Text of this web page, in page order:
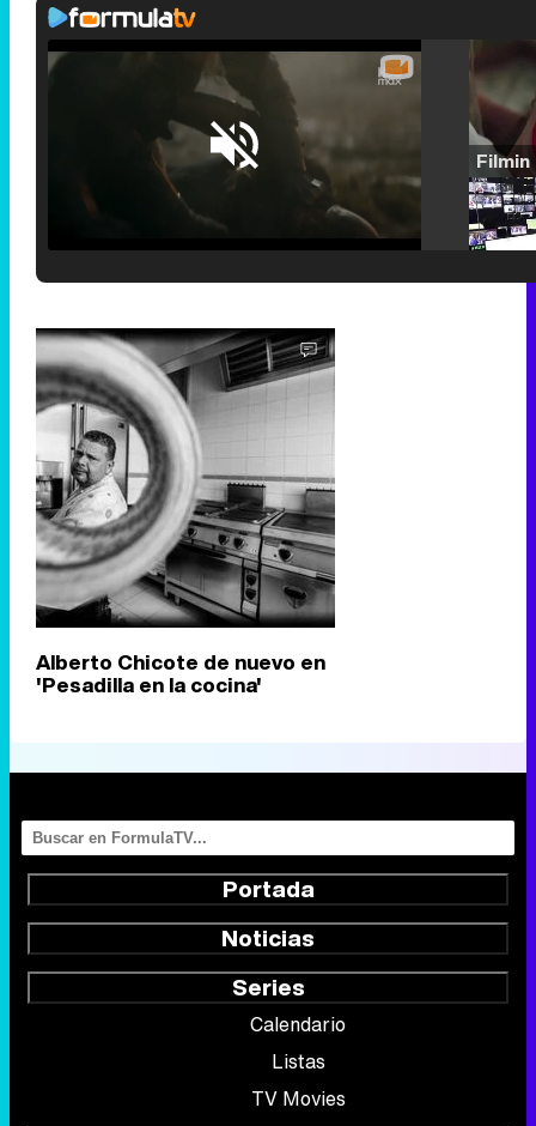
Alberto Chicote de nuevo en
'Pesadilla en la cocina'
Portada
Noticias
Series
Calendario
Listas
TV Movies